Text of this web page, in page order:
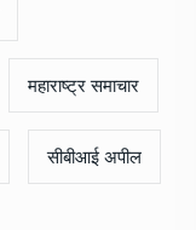
महाराष्ट्र समाचार
सीबीआई अपील